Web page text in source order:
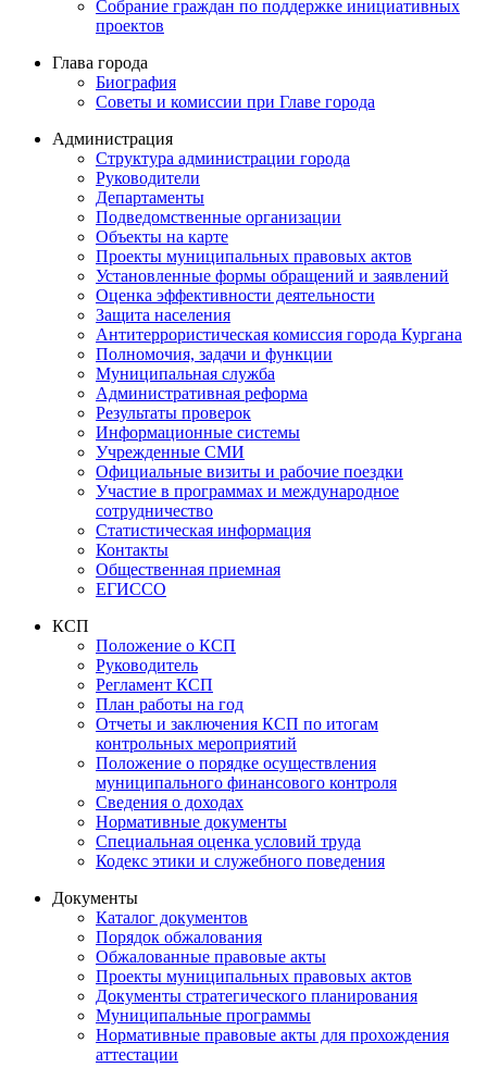
Собрание граждан по поддержке инициативных
проектов
Глава города
Биография
Советы и комиссии при Главе города
Администрация
Структура администрации города
Руководители
Департаменты
Подведомственные организации
Объекты на карте
Проекты муниципальных правовых актов
Установленные формы обращений и заявлений
Оценка эффективности деятельности
Защита населения
Антитеррористическая комиссия города Кургана
Полномочия, задачи и функции
Муниципальная служба
Административная реформа
Результаты проверок
Информационные системы
Учрежденные СМИ
Официальные визиты и рабочие поездки
Участие в программах и международное
сотрудничество
Статистическая информация
Контакты
Общественная приемная
ЕГИССО
КСП
Положение о КСП
Руководитель
Регламент КСП
План работы на год
Отчеты и заключения КСП по итогам
контрольных мероприятий
Положение о порядке осуществления
муниципального финансового контроля
Сведения о доходах
Нормативные документы
Специальная оценка условий труда
Кодекс этики и служебного поведения
Документы
Каталог документов
Порядок обжалования
Обжалованные правовые акты
Проекты муниципальных правовых актов
Документы стратегического планирования
Муниципальные программы
Нормативные правовые акты для прохождения
аттестации